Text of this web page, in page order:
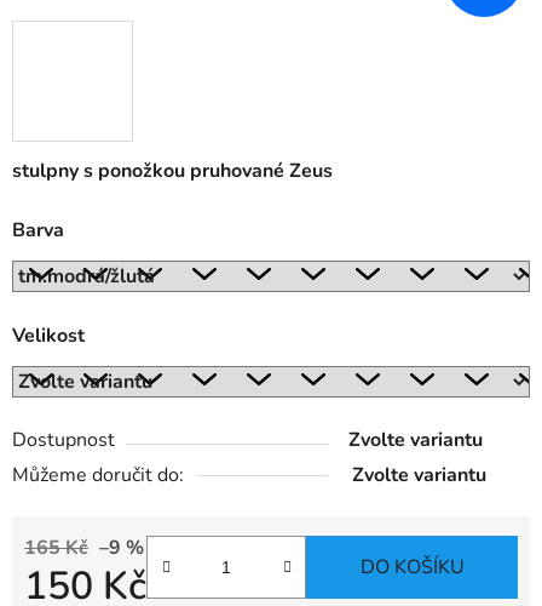
stulpny s ponožkou pruhované Zeus
Barva
Velikost
Dostupnost
Zvolte variantu
Můžeme doručit do:
Zvolte variantu
165 Kč –9 %
150 Kč DO KOŠÍKU